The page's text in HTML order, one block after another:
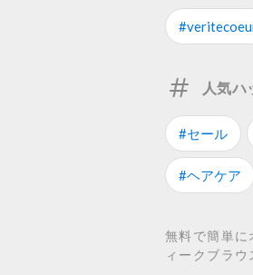
人気ハ
#セール
#ヘアケア
無料で簡単
ィークブラ